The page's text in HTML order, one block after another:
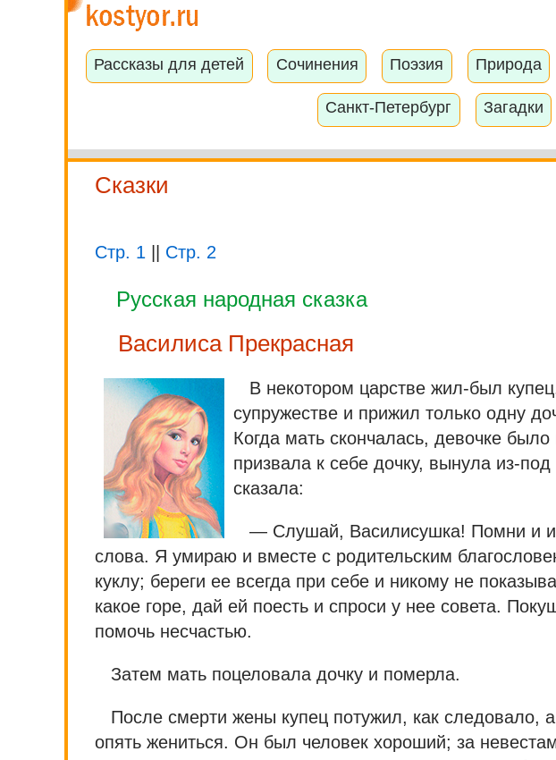
Рассказы для детей Сочинения Поэзия Природа
Санкт-Петербург Загадки
Сказки
Стр. 1
Стр. 2
Русская народная сказка
Василиса Прекрасная
В некотором царстве жил-был
супружестве и прижил только одну
Когда мать скончалась, девочке
призвала к себе дочку, вынула из-
сказала:
— Слушай, Василисушка! Помни и
слова. Я умираю и вместе с родительским
куклу; береги ее всегда при себе и никому не
какое горе, дай ей поесть и спроси у нее совета.
помочь несчастью.
Затем мать поцеловала дочку и померла.
После смерти жены купец потужил, как следовало,
опять жениться. Он был человек хороший; за